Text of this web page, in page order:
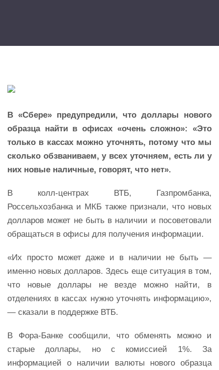
В «Сбере» предупредили, что доллары нового
образца найти в офисах «очень сложно»: «Это
только в кассах можно уточнять, потому что мы
сколько обзваниваем, у всех уточняем, есть ли у
них новые наличные, говорят, что нет».
В колл-центрах ВТБ, Газпромбанка,
Россельхозбанка и МКБ также признали, что новых
долларов может не быть в наличии и посоветовали
обращаться в офисы для получения информации.
«Их просто может даже и в наличии не быть —
именно новых долларов. Здесь еще ситуация в том,
что новые доллары не везде можно найти, в
отделениях в кассах нужно уточнять информацию»,
— сказали в поддержке ВТБ.
В Фора-Банке сообщили, что обменять можно и
старые доллары, но с комиссией 1%. За
информацией о наличии валюты нового образца